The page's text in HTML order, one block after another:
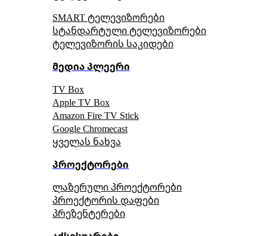
SMART ტელევიზორები
სტანდარტული ტელევიზორები
ტელევიზორის საკიდები
მედია პლეერი
TV Box
Apple TV Box
Amazon Fire TV Stick
Google Chromecast
ყველას ნახვა
პროექტორები
ლაზერული პროექტორები
პროექტორის დაფები
პრეზენტერები